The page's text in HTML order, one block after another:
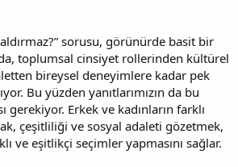
sorusu, görünürde basit bir
toplumsal cinsiyet rollerinden kültürel
bireysel deneyimlere kadar pek
Bu yüzden yanıtlarımızın da bu
gerekiyor. Erkek ve kadınların farklı
çeşitliliği ve sosyal adaleti gözetmek,
ve eşitlikçi seçimler yapmasını sağlar.